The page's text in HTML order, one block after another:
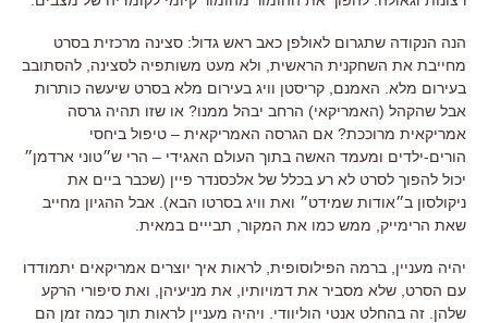
הנה הנקודה שתגרום לאולפן כאב ראש גדול: סצינה מרכזית בסרט
מחייבת את השחקנית הראשית, ולא מעט משותפיה לסצינה, להסתובב
בעירום מלא. האמנם, קריסטן וויג בעירום מלא בסרט שיעשה כותרות
אבל שהקהל (האמריקאי) הרחב יבהל ממנו? או שזו תהיה גרסה
אמריקאית מרוככת? אם הגרסה האמריקאית – טיפול ביחסי
הורים-ילדים ומעמד האשה בתוך העולם האגידי – הרי ש״טוני ארדמן״
יכול להפוך לסרט לא רע בכלל של אלכסנדר פיין (שכבר ביים את
ניקולסון ב״אודות שמידט״ ואת וויג בסרטו הבא). אבל ההגיון מחייב
שאת הרימייק, ממש כמו את המקור, תבייים במאית.
יהיה מעניין, ברמה הפילוסופית, לראות איך יוצרים אמריקאים יתמודדו
עם הסרט, שלא מסביר את דמויותיו, את מניעיהן, ואת סיפורי הרקע
שלהן. זה בהחלט אנטי הוליוודי. ויהיה מעניין לראות תוך כמה זמן הם